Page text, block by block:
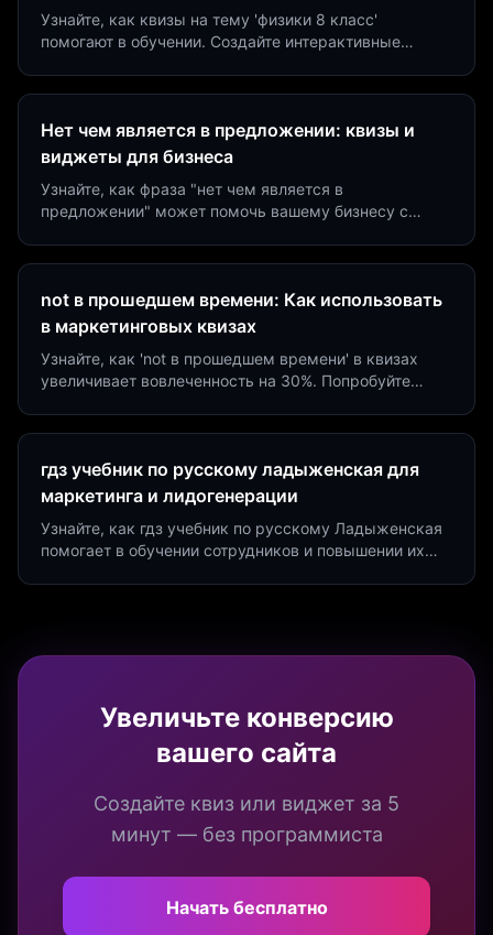
Узнайте, как квизы на тему 'физики 8 класс'
помогают в обучении. Создайте интерактивные
Нет чем является в предложении: квизы и
виджеты для бизнеса
Узнайте, как фраза "нет чем является в
предложении" может помочь вашему бизнесу с
not в прошедшем времени: Как использовать
в маркетинговых квизах
Узнайте, как 'not в прошедшем времени' в квизах
увеличивает вовлеченность на 30%. Попробуйте
гдз учебник по русскому ладыженская для
маркетинга и лидогенерации
Узнайте, как гдз учебник по русскому Ладыженская
помогает в обучении сотрудников и повышении их
Увеличьте конверсию
вашего сайта
Создайте квиз или виджет за 5
минут — без программиста
Начать бесплатно